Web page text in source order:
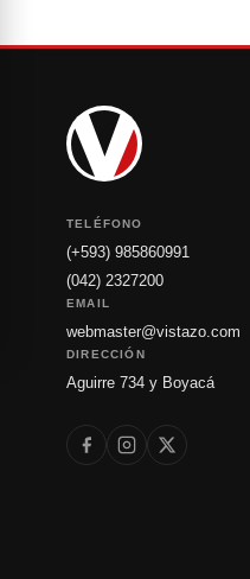
TELÉFONO
(+593) 985860991
(042) 2327200
EMAIL
webmaster@vistazo.com
DIRECCIÓN
Aguirre 734 y Boyacá